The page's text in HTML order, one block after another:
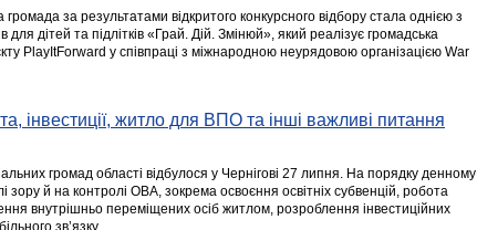
громада за результатами відкритого конкурсного відбору стала однією з
для дітей та підлітків «Грай. Дій. Змінюй», який реалізує громадська
PlayItForward у співпраці з міжнародною неурядовою організацією War
інвестиції, житло для ВПО та інші важливі питання
громад області відбулося у Чернігові 27 липня. На порядку денному
зору й на контролі ОВА, зокрема освоєння освітніх субвенцій, робота
внутрішньо переміщених осіб житлом, розроблення інвестиційних
зв’язку.